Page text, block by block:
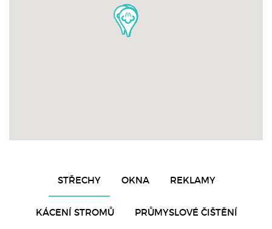
STŘECHY OKNA REKLAMY
KÁCENÍ STROMŮ PRŮMYSLOVÉ ČIŠTĚNÍ